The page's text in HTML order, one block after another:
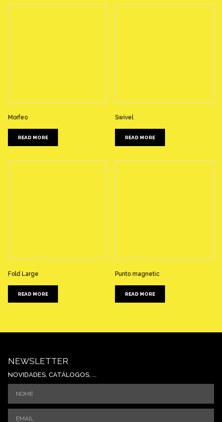
Morfeo
READ MORE
Swivel
READ MORE
Fold Large
READ MORE
Punto magnetic
READ MORE
NEWSLETTER
NOVIDADES, CATÁLOGOS, ...